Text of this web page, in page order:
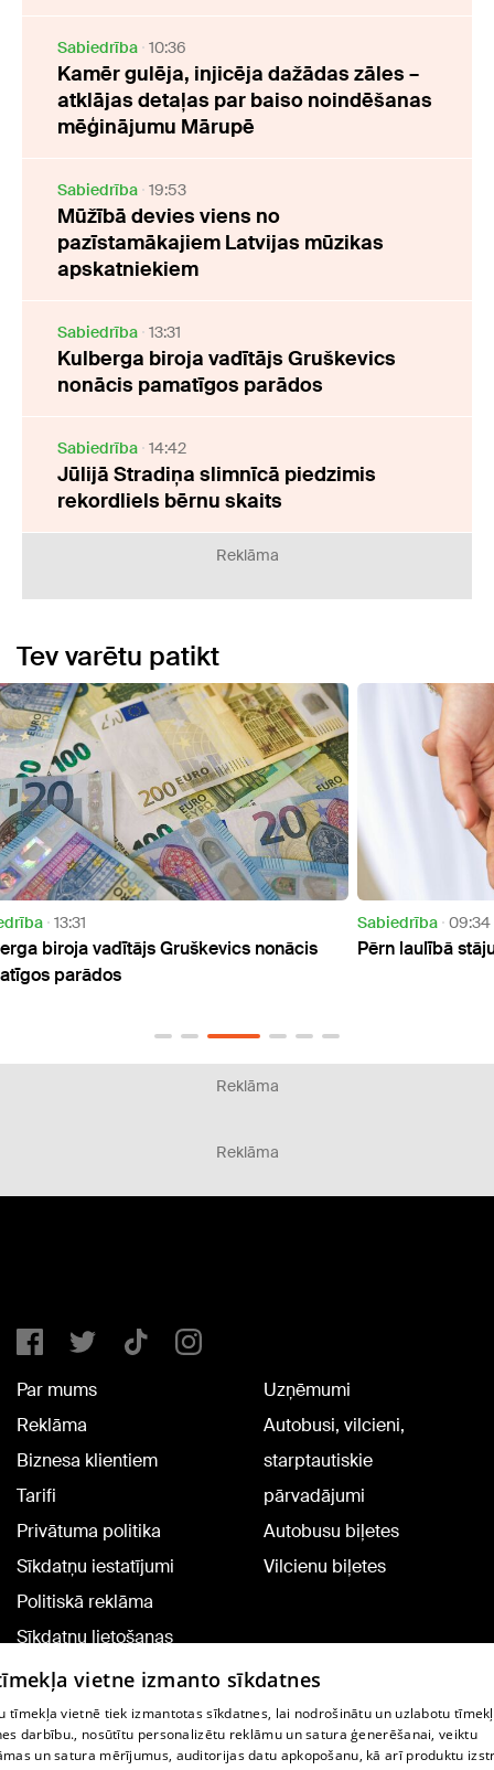
Sabiedrība 10:36
Kamēr gulēja, injicēja dažādas zāles –
atklājas detaļas par baiso noindēšanas
mēģinājumu Mārupē
Sabiedrība 19:53
Mūžībā devies viens no
pazīstamākajiem Latvijas mūzikas
apskatniekiem
Sabiedrība 13:31
Kulberga biroja vadītājs Gruškevics
nonācis pamatīgos parādos
Sabiedrība 14:42
Jūlijā Stradiņa slimnīcā piedzimis
rekordliels bērnu skaits
Reklāma
Tev varētu patikt
Sabiedrība
Pērn laulībā stājušās 12 nepilngadīgas jaunietes
Reklāma
Reklāma
Par mums
Reklāma
Biznesa klientiem
Tarifi
Privātuma politika
Sīkdatņu iestatījumi
Politiskā reklāma
Sīkdatņu lietošanas
noteikumi
Komentāru pievienošana
Uzņēmumi
Autobusi, vilcieni,
starptautiskie
pārvadājumi
Autobusu biļetes
Vilcienu biļetes
TV programma
vietne izmanto sīkdatnes
tīmekļa vietnē tiek izmantotas sīkdatnes, lai nodrošinātu un uzlabotu
darbību., nosūtītu personalizētu reklāmu un satura ģenerēšanai, veiktu
un satura mērījumus, auditorijas datu apkopošanu, kā arī produktu